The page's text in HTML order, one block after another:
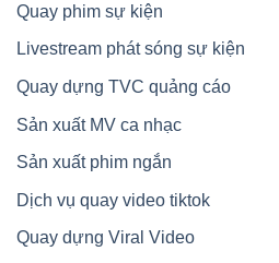
Quay phim sự kiện
Livestream phát sóng sự kiện
Quay dựng TVC quảng cáo
Sản xuất MV ca nhạc
Sản xuất phim ngắn
Dịch vụ quay video tiktok
Quay dựng Viral Video